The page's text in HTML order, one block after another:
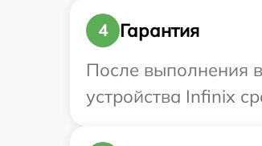
4
Гарантия
После выполнения
устройства Infinix